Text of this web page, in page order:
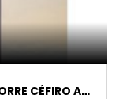
CÉFIRO A…